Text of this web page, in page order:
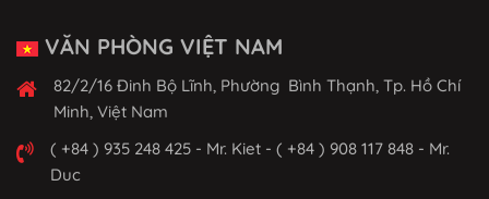
VĂN PHÒNG VIỆT NAM
82/2/16 Đinh Bộ Lĩnh, Phường Bình Thạnh, Tp. Hồ Chí
Minh, Việt Nam
( +84 ) 935 248 425 - Mr. Kiet - ( +84 ) 908 117 848 - Mr.
Duc